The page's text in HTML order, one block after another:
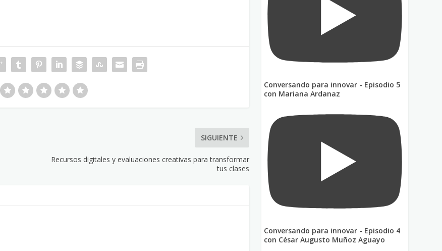
SIGUIENTE
Recursos digitales y evaluaciones creativas para transformar
tus clases
Conversando para innovar - Episodio 5
con Mariana Ardanaz
Conversando para innovar - Episodio 4
con César Augusto Muñoz Aguayo